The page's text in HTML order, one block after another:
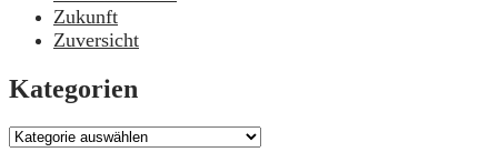
Zukunft
Zuversicht
Kategorien
Kategorien